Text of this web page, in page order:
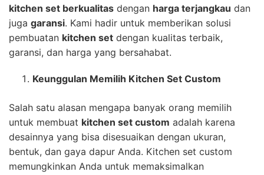
kitchen set berkualitas dengan harga terjangkau dan
juga garansi. Kami hadir untuk memberikan solusi
pembuatan kitchen set dengan kualitas terbaik,
garansi, dan harga yang bersahabat.
Keunggulan Memilih Kitchen Set Custom
Salah satu alasan mengapa banyak orang memilih
untuk membuat kitchen set custom adalah karena
desainnya yang bisa disesuaikan dengan ukuran,
bentuk, dan gaya dapur Anda. Kitchen set custom
memungkinkan Anda untuk memaksimalkan